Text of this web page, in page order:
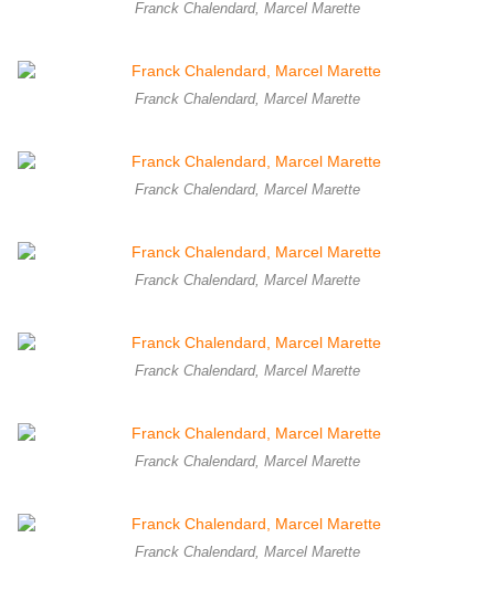
Franck Chalendard, Marcel Marette
Franck Chalendard, Marcel Marette
Franck Chalendard, Marcel Marette
Franck Chalendard, Marcel Marette
Franck Chalendard, Marcel Marette
Franck Chalendard, Marcel Marette
Franck Chalendard, Marcel Marette